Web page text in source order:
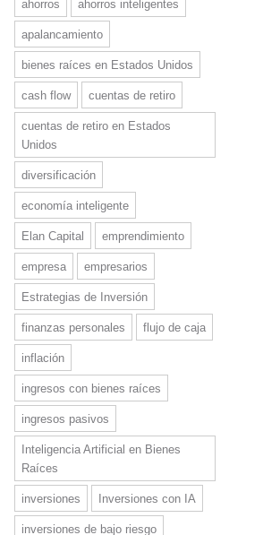
ahorros ahorros inteligentes
apalancamiento
bienes raíces en Estados Unidos
cash flow cuentas de retiro
cuentas de retiro en Estados
Unidos
diversificación
economía inteligente
Elan Capital emprendimiento
empresa empresarios
Estrategias de Inversión
finanzas personales flujo de caja
inflación
ingresos con bienes raíces
ingresos pasivos
Inteligencia Artificial en Bienes
Raíces
inversiones Inversiones con IA
inversiones de bajo riesgo